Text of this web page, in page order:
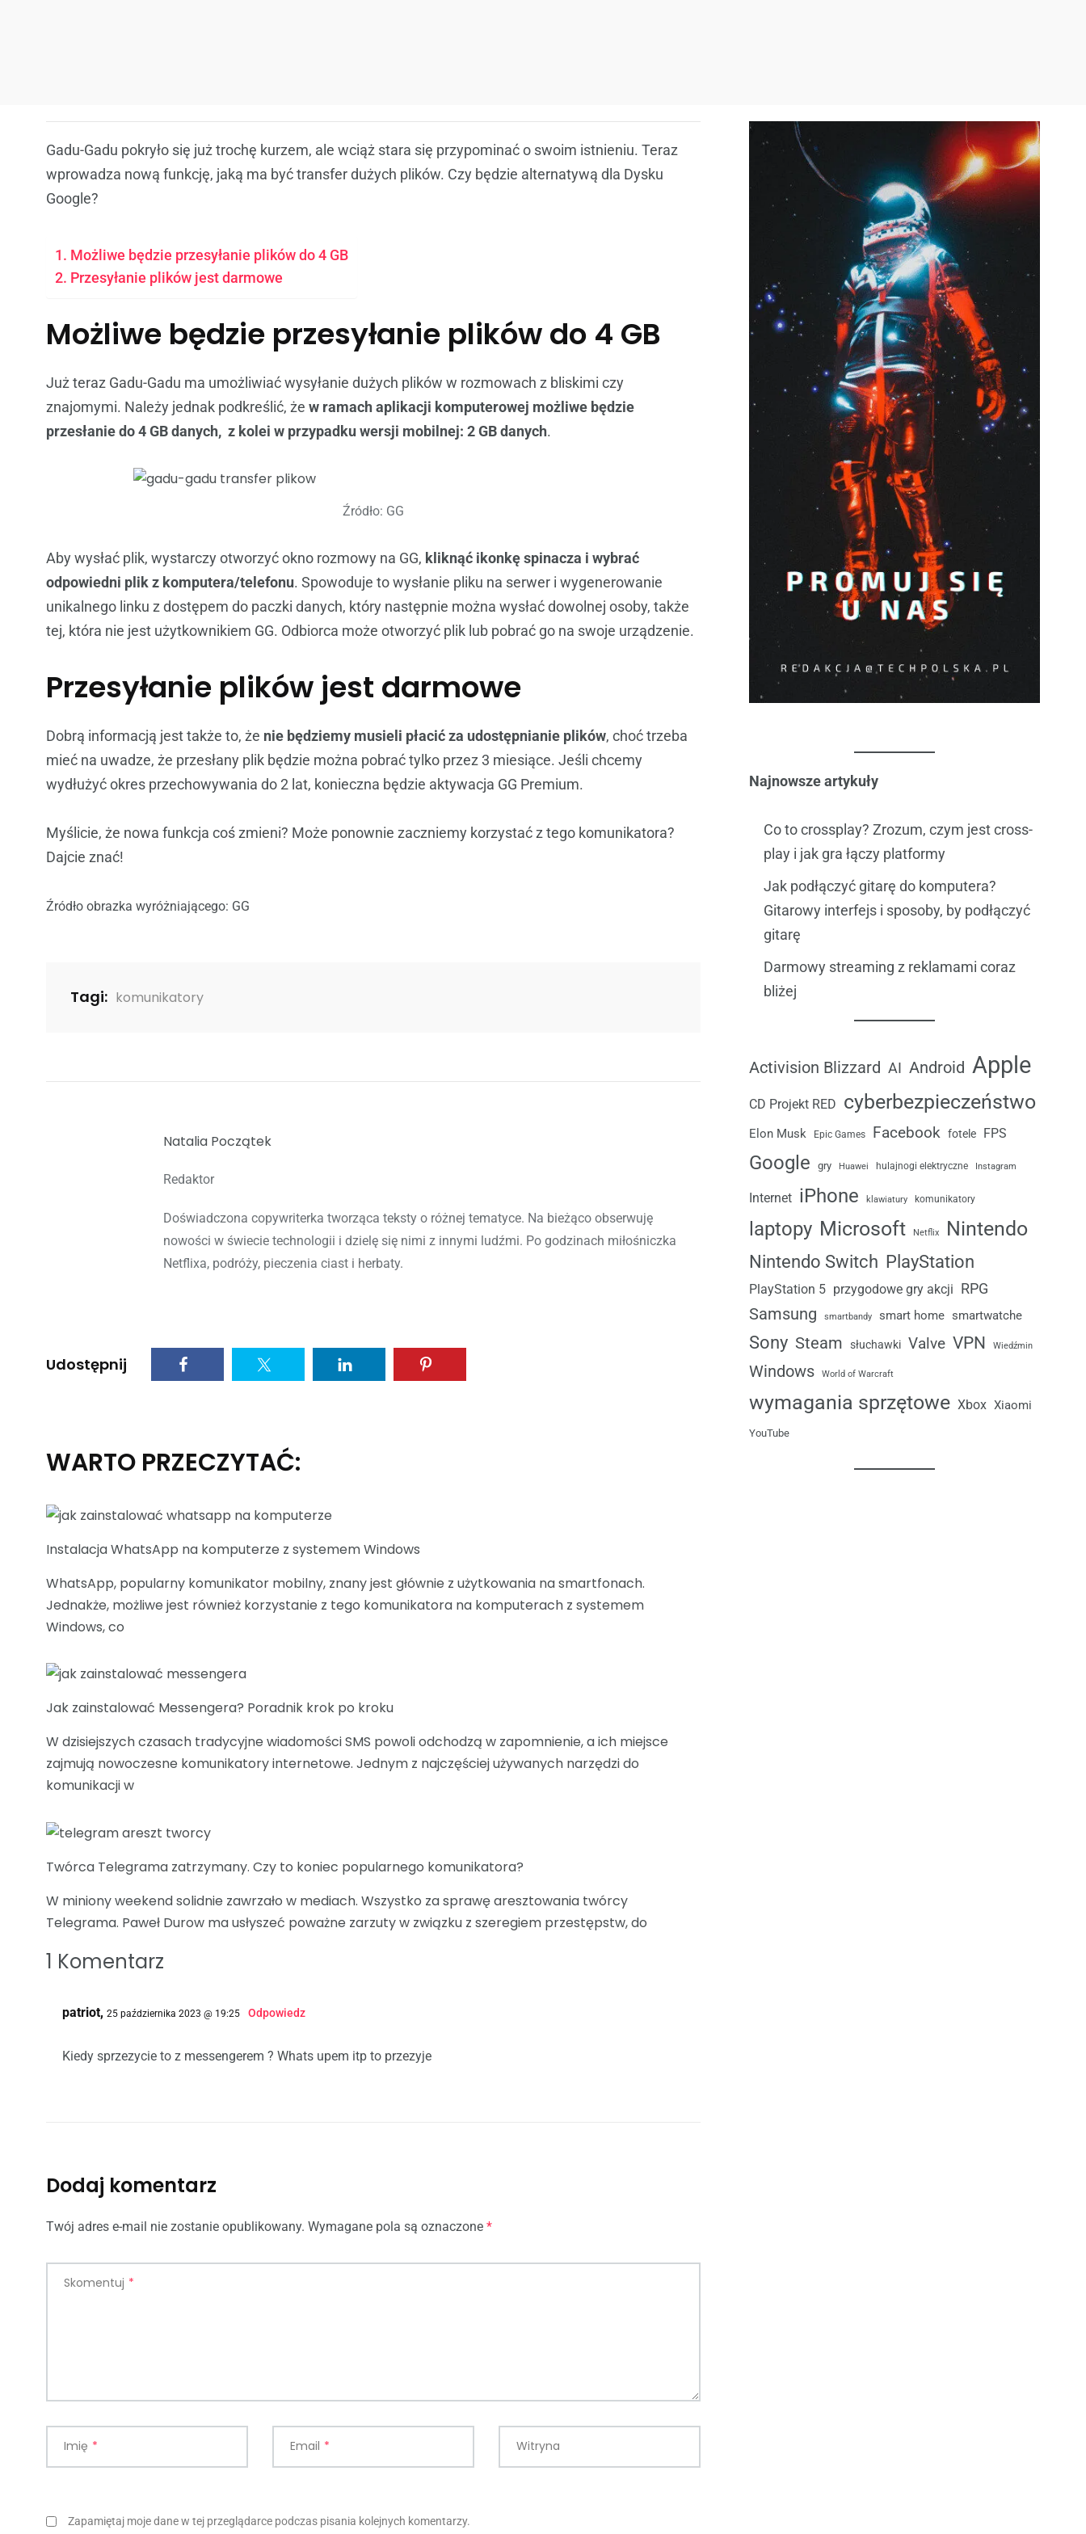
Gadu-Gadu pokryło się już trochę kurzem, ale wciąż stara się przypominać o swoim istnieniu. Teraz
wprowadza nową funkcję, jaką ma być transfer dużych plików. Czy będzie alternatywą dla Dysku
Google?
Możliwe będzie przesyłanie plików do 4 GB
Przesyłanie plików jest darmowe
Możliwe będzie przesyłanie plików do 4 GB
Już teraz Gadu-Gadu ma umożliwiać wysyłanie dużych plików w rozmowach z bliskimi czy
znajomymi. Należy jednak podkreślić, że w ramach aplikacji komputerowej możliwe będzie
przesłanie do 4 GB danych, z kolei w przypadku wersji mobilnej: 2 GB danych.
Źródło: GG
Aby wysłać plik, wystarczy otworzyć okno rozmowy na GG, kliknąć ikonkę spinacza i wybrać
odpowiedni plik z komputera/telefonu. Spowoduje to wysłanie pliku na serwer i wygenerowanie
unikalnego linku z dostępem do paczki danych, który następnie można wysłać dowolnej osoby, także
tej, która nie jest użytkownikiem GG. Odbiorca może otworzyć plik lub pobrać go na swoje urządzenie.
Przesyłanie plików jest darmowe
Dobrą informacją jest także to, że nie będziemy musieli płacić za udostępnianie plików, choć trzeba
mieć na uwadze, że przesłany plik będzie można pobrać tylko przez 3 miesiące. Jeśli chcemy
wydłużyć okres przechowywania do 2 lat, konieczna będzie aktywacja GG Premium.
Myślicie, że nowa funkcja coś zmieni? Może ponownie zaczniemy korzystać z tego komunikatora?
Dajcie znać!
Źródło obrazka wyróżniającego: GG
Tagi: komunikatory
Natalia Początek
Redaktor
Doświadczona copywriterka tworząca teksty o różnej tematyce. Na bieżąco obserwuję
nowości w świecie technologii i dzielę się nimi z innymi ludźmi. Po godzinach miłośniczka
Netflixa, podróży, pieczenia ciast i herbaty.
Udostępnij
WARTO PRZECZYTAĆ:
Instalacja WhatsApp na komputerze z systemem Windows
WhatsApp, popularny komunikator mobilny, znany jest głównie z użytkowania na smartfonach.
Jednakże, możliwe jest również korzystanie z tego komunikatora na komputerach z systemem
Windows, co
Jak zainstalować Messengera? Poradnik krok po kroku
W dzisiejszych czasach tradycyjne wiadomości SMS powoli odchodzą w zapomnienie, a ich miejsce
zajmują nowoczesne komunikatory internetowe. Jednym z najczęściej używanych narzędzi do
komunikacji w
Twórca Telegrama zatrzymany. Czy to koniec popularnego komunikatora?
W miniony weekend solidnie zawrzało w mediach. Wszystko za sprawę aresztowania twórcy
Telegrama. Paweł Durow ma usłyszeć poważne zarzuty w związku z szeregiem przestępstw, do
1 Komentarz
patriot, 25 października 2023 @ 19:25 Odpowiedz
Kiedy sprzezycie to z messengerem ? Whats upem itp to przezyje
Dodaj komentarz
Twój adres e-mail nie zostanie opublikowany. Wymagane pola są oznaczone *
Skomentuj *
Imię * Email * Witryna
Zapamiętaj moje dane w tej przeglądarce podczas pisania kolejnych komentarzy.
Najnowsze artykuły
Co to crossplay? Zrozum, czym jest cross-
play i jak gra łączy platformy
Jak podłączyć gitarę do komputera?
Gitarowy interfejs i sposoby, by podłączyć
gitarę
Darmowy streaming z reklamami coraz
bliżej
Activision Blizzard AI Android Apple
CD Projekt RED cyberbezpieczeństwo
Elon Musk Epic Games Facebook fotele FPS
Google gry Huawei hulajnogi elektryczne Instagram
Internet iPhone klawiatury komunikatory
laptopy Microsoft Netflix Nintendo
Nintendo Switch PlayStation
PlayStation 5 przygodowe gry akcji RPG
Samsung smartbandy smart home smartwatche
Sony Steam słuchawki Valve VPN Wiedźmin
Windows World of Warcraft
wymagania sprzętowe Xbox Xiaomi
YouTube